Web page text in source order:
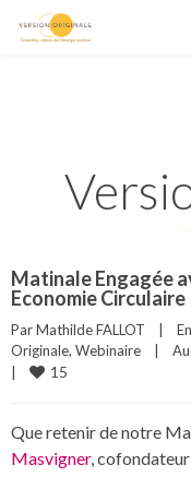
Matinale Engagée
Economie Circulaire
Par Mathilde FALLOT
Originale, Webinaire
15
Que retenir de notre
Masvigner,